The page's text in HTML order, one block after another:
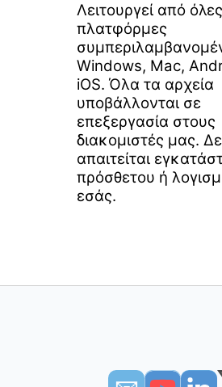
Λειτουργεί από όλες
πλατφόρμες
Windows, Mac,
iOS. Όλα τα αρχεία
υποβάλλονται σε
επεξεργασία στους
διακομιστές μας.
απαιτείται
πρόσθετου ή
εσάς.